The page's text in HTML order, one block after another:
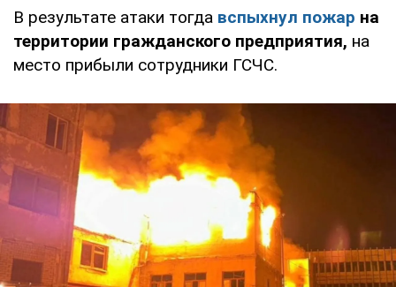
В результате атаки тогда вспыхнул пожар на
территории гражданского предприятия, на
место прибыли сотрудники ГСЧС.